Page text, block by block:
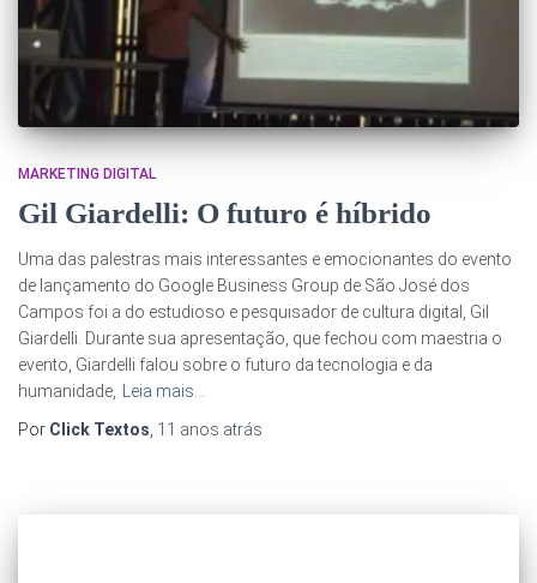
MARKETING DIGITAL
Gil Giardelli: O futuro é híbrido
Uma das palestras mais interessantes e emocionantes do evento
de lançamento do Google Business Group de São José dos
Campos foi a do estudioso e pesquisador de cultura digital, Gil
Giardelli. Durante sua apresentação, que fechou com maestria o
evento, Giardelli falou sobre o futuro da tecnologia e da
humanidade,
Leia mais…
Por Click Textos 11 anos atrás